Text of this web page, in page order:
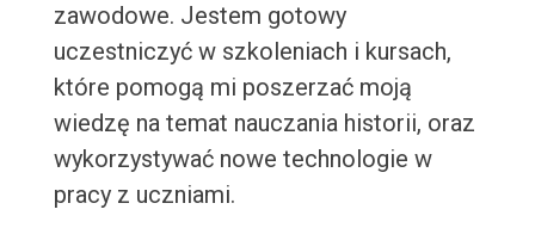
zawodowe. Jestem gotowy
uczestniczyć w szkoleniach i kursach,
które pomogą mi poszerzać moją
wiedzę na temat nauczania historii, oraz
wykorzystywać nowe technologie w
pracy z uczniami.